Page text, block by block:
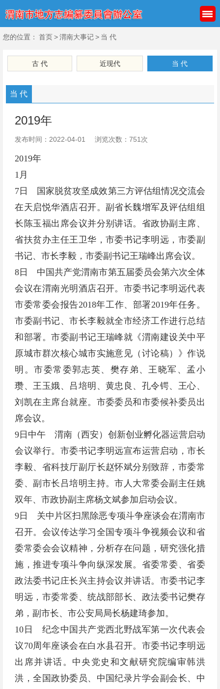
您的位置： 首页>渭南大事记> 当 代
古 代 近现代 当 代
当 代
2019年
发布时间：2022-04-01 浏览次数：751次
2019年
1月
7日 国家脱贫攻坚成效第三方评估组情况交流会
在天启悦华酒店召开。副省长魏增军及评估组组
长陈玉福出席会议并分别讲话。省政协副主席、
省扶贫办主任王卫华，市委书记李明远，市委副
书记、市长李毅，市委副书记王瑞峰出席会议。
8日 中国共产党渭南市第五届委员会第六次全体
会议在渭南光明酒店召开。市委书记李明远代表
市委常委会报告2018年工作、部署2019年任务。
市委副书记、市长李毅就全市经济工作进行总结
和部署。市委副书记王瑞峰就《渭南建设关中平
原城市群次核心城市实施意见（讨论稿）》作说
明。市委常委郭志英、樊存弟、王晓军、孟小
瓒、王玉娥、吕培明、黄忠良、孔令锷、王心、
刘凯在主席台就座。市委委员和市委候补委员出
席会议。
9日中午 渭南（西安）创新创业孵化器运营启动
会议举行。市委书记李明远宣布运营启动，市长
李毅、省科技厅副厅长赵怀斌分别致辞，市委常
委、副市长吕培明主持。市人大常委会副主任姚
双年、市政协副主席杨文斌参加启动会议。
9日 关中片区扫黑除恶专项斗争座谈会在渭南市
召开。会议传达学习全国专项斗争视频会议和省
委常委会会议精神，分析存在问题，研究强化措
施，推进专项斗争向纵深发展。省委常委、省委
政法委书记庄长兴主持会议并讲话。市委书记李
明远，市委常委、统战部部长、政法委书记樊存
弟，副市长、市公安局局长杨建琦参加。
10日 纪念中国共产党西北野战军第一次代表会
议70周年座谈会在白水县召开。市委书记李明远
出席并讲话。中央党史和文献研究院编审韩洪
洪，全国政协委员、中国纪录片学会副会长、中